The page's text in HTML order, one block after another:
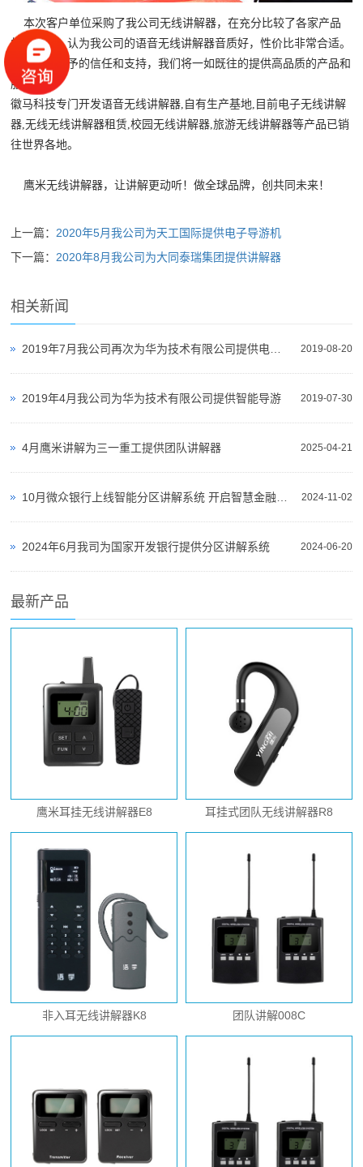
本次客户单位采购了我公司无线讲解器，在充分比较了各家产品
的基础上，认为我公司的语音无线讲解器音质好，性价比非常合适。
感谢贵司给予的信任和支持，我们将一如既往的提供高品质的产品和
服务！
徽马科技专门开发语音无线讲解器,自有生产基地,目前电子无线讲解
器,无线无线讲解器租赁,校园无线讲解器,旅游无线讲解器等产品已销
往世界各地。
鹰米无线讲解器，让讲解更动听！做全球品牌，创共同未来！
上一篇：2020年5月我公司为天工国际提供电子导游机
下一篇：2020年8月我公司为大同泰瑞集团提供讲解器
相关新闻
2019-08-20
2019年7月我公司再次为华为技术有限公司提供电子导游
2019-07-30
2019年4月我公司为华为技术有限公司提供智能导游
2025-04-21
4月鹰米讲解为三一重工提供团队讲解器
2024-11-02
10月微众银行上线智能分区讲解系统 开启智慧金融服务新篇章
2024-06-20
2024年6月我司为国家开发银行提供分区讲解系统
最新产品
鹰米耳挂无线讲解器E8 耳挂式团队无线讲解器R8
非入耳无线讲解器K8 团队讲解008C